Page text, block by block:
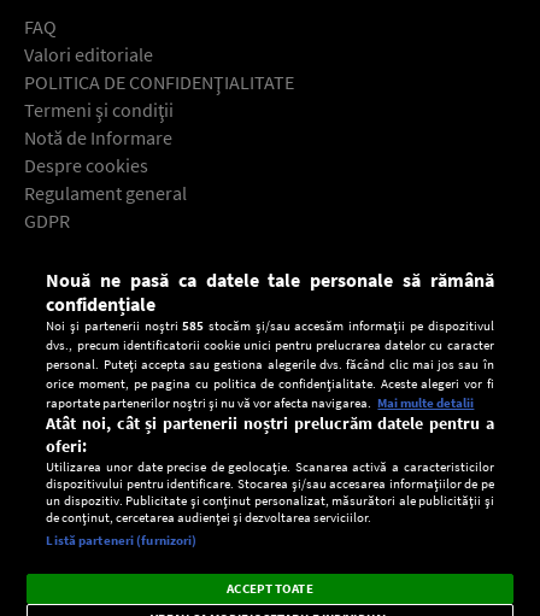
FAQ
Valori editoriale
POLITICA DE CONFIDENŢIALITATE
Termeni şi condiţii
Notă de Informare
Despre cookies
Regulament general
GDPR
Descarcă gratuit aplicaţia Europa FM pentru smartphone:
Setări:
Dark
Mode
Radio live, podcasturi, știri și alerte
importante.
×
Nouă ne pasă ca datele tale personale să rămână
confidențiale
Noi și partenerii noștri585 stocăm și/sau accesăm informații pe dispozitivul
dvs., precum identificatorii cookie unici pentru prelucrarea datelor cu caracter
personal. Puteți accepta sau gestiona alegerile dvs. făcând clic mai jos sau în
orice moment, pe pagina cu politica de confidențialitate. Aceste alegeri vor fi
raportate partenerilor noștri și nu vă vor afecta navigarea. Mai multe detalii
Atât noi, cât și partenerii noștri prelucrăm datele pentru a
oferi:
Utilizarea unor date precise de geolocație. Scanarea activă a caracteristicilor
dispozitivului pentru identificare. Stocarea și/sau accesarea informațiilor de pe
un dispozitiv. Publicitate și conținut personalizat, măsurători ale publicității și
de conținut, cercetarea audienței și dezvoltarea serviciilor.
Listă parteneri (furnizori)
ACCEPT TOATE